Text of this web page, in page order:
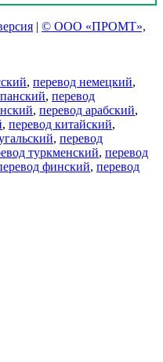
бесплатно получить
Factory
очередной вебинар,
компании PROMT
заведений. Вебинар
лингвистич